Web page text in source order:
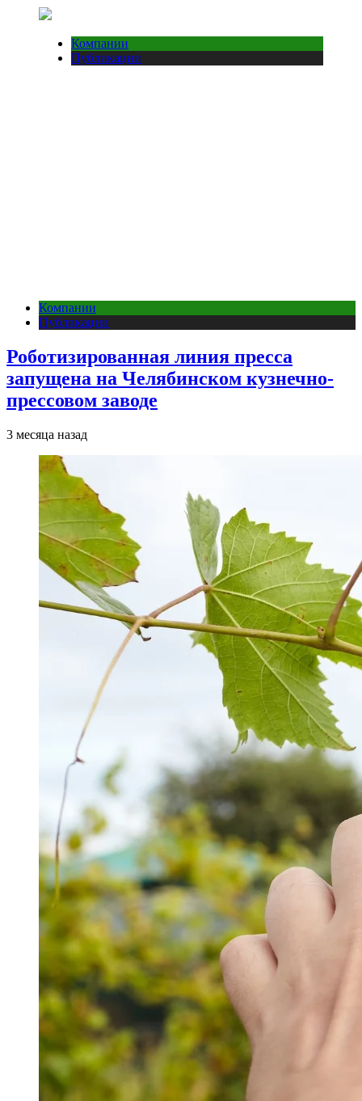
Компании
Публикации
Компании
Публикации
Роботизированная линия пресса
запущена на Челябинском кузнечно-
прессовом заводе
3 месяца назад